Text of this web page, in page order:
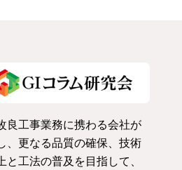
良工事業務に携わる会社が
、更なる品質の確保、技術
と工法の普及を目指して、